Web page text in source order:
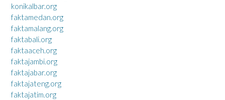
konikalbar.org
faktamedan.org
faktamalang.org
faktabali.org
faktaaceh.org
faktajambi.org
faktajabar.org
faktajateng.org
faktajatim.org